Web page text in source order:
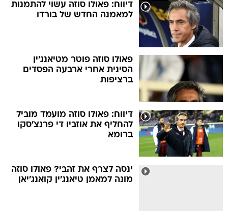
דיווח: פאולו סוזה עשוי להתמנות
למאמנה החדש של בורדו
פאולו סוזה פוטר מטיאנג'ין
הסינית אחרי ארבעה הפסדים
ברציפות
דיווח: פאולו סוזה מועמד מוביל
להחליף את אוזביו די פרנצ'סקו
ברומא
ינסה לצרף את זהבי? פאולו סוזה
מונה למאמן טיאנג'ין קואנג'יאן